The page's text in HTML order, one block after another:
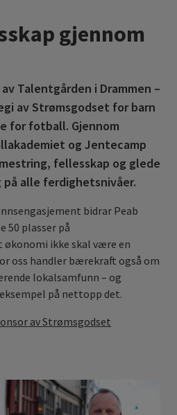
gjennom
Talentgården i Drammen –
av Strømsgodset for barn
for fotball. Gjennom
og Jentecamp
fellesskap og glede
alle ferdighetsnivåer.
bidrar Peab
50 plasser på
ikke skal være en
oss handler bærekraft også om
lokalsamfunn – og
på nettopp det.
av Strømsgodset